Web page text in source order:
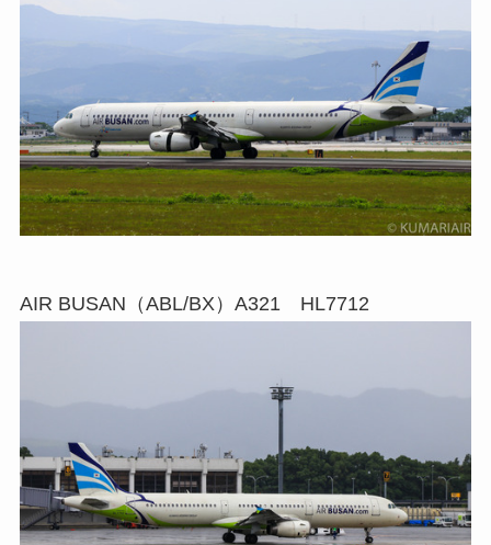
AIR BUSAN（ABL/BX）A321 HL7712